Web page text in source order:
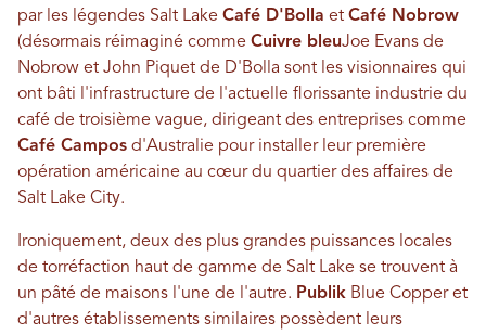
par les légendes Salt Lake Café D'Bolla et Café Nobrow
(désormais réimaginé comme Cuivre bleuJoe Evans de
Nobrow et John Piquet de D'Bolla sont les visionnaires qui
ont bâti l'infrastructure de l'actuelle florissante industrie du
café de troisième vague, dirigeant des entreprises comme
Café Campos d'Australie pour installer leur première
opération américaine au cœur du quartier des affaires de
Salt Lake City.
Ironiquement, deux des plus grandes puissances locales
de torréfaction haut de gamme de Salt Lake se trouvent à
un pâté de maisons l'une de l'autre. Publik Blue Copper et
d'autres établissements similaires possèdent leurs